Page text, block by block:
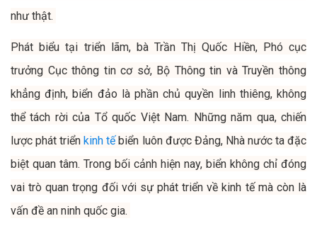
như thật.
Phát biểu tại triển lãm, bà Trần Thị Quốc Hiền, Phó cục
trưởng Cục thông tin cơ sở, Bộ Thông tin và Truyền thông
khẳng định, biển đảo là phần chủ quyền linh thiêng, không
thể tách rời của Tổ quốc Việt Nam. Những năm qua, chiến
lược phát triểnkinh tếbiển luôn được Đảng, Nhà nước ta đặc
biệt quan tâm. Trong bối cảnh hiện nay, biển không chỉ đóng
vai trò quan trọng đối với sự phát triển về kinh tế mà còn là
vấn đề an ninh quốc gia.